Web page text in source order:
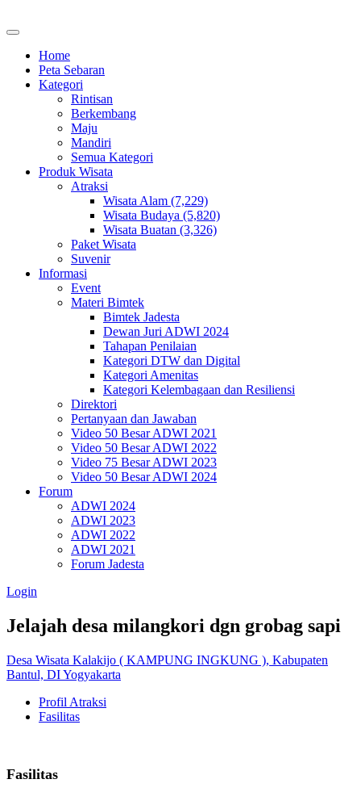
Home
Peta Sebaran
Kategori
Rintisan
Berkembang
Maju
Mandiri
Semua Kategori
Produk Wisata
Atraksi
Wisata Alam (7,229)
Wisata Budaya (5,820)
Wisata Buatan (3,326)
Paket Wisata
Suvenir
Informasi
Event
Materi Bimtek
Bimtek Jadesta
Dewan Juri ADWI 2024
Tahapan Penilaian
Kategori DTW dan Digital
Kategori Amenitas
Kategori Kelembagaan dan Resiliensi
Direktori
Pertanyaan dan Jawaban
Video 50 Besar ADWI 2021
Video 50 Besar ADWI 2022
Video 75 Besar ADWI 2023
Video 50 Besar ADWI 2024
Forum
ADWI 2024
ADWI 2023
ADWI 2022
ADWI 2021
Forum Jadesta
Login
Jelajah desa milangkori dgn grobag sapi
Desa Wisata Kalakijo ( KAMPUNG INGKUNG ), Kabupaten
Bantul, DI Yogyakarta
Profil Atraksi
Fasilitas
Fasilitas